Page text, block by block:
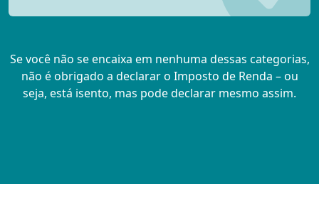
Se você não se encaixa em nenhuma dessas categorias,
não é obrigado a declarar o Imposto de Renda – ou
seja, está isento, mas pode declarar mesmo assim.